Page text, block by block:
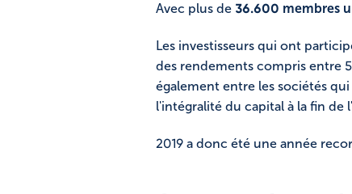
Avec plus de 36.600 membres
Les investisseurs qui ont
des rendements compris entre
également entre les sociétés
l'intégralité du capital à la fin de
2019 a donc été une année